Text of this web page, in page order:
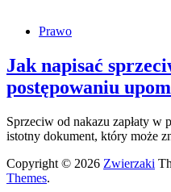
Prawo
Jak napisać
postępowaniu
Sprzeciw od nakazu zapłaty w
istotny dokument, który może
Copyright © 2026 Zwierzaki
Themes.